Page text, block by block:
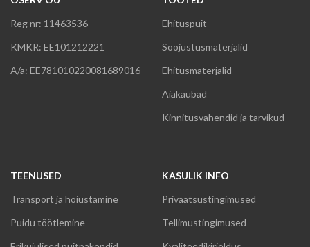
Reg nr: 11463536
KMKR: EE101212221
A/a: EE781010220081689016
Ehituspuit
Soojustusmaterjalid
Ehitusmaterjalid
Aiakaubad
Kinnitusvahendid ja tarvikud
TEENUSED
Transport ja hoiustamine
Puidu töötlemine
KASULIK INFO
Privaatsustingimused
Tellimustingimused